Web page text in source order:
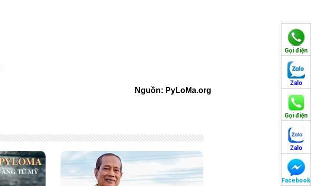
Gọi điện
Zalo
Gọi điện
Zalo
Facebook
Nguồn: PyLoMa.org